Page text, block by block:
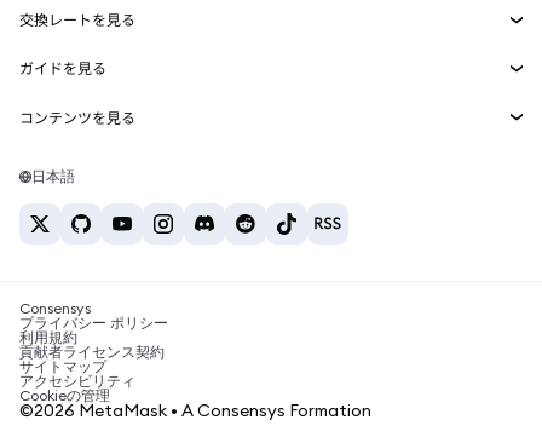
MetaMask Connect
Snaps
Web3サービス
セキュリティ
サポート
キャリア
お問い合わせ
イーサリアムの価格
Solanaの価格
Tetherの価格
交換レートを見る
ETH→USD
USDT→INR
BTC→INR
ETH→USDT
ガイドを見る
ETHの購入
USDTの購入
SHIBの購入
BNBの購入
コンテンツを見る
Solanaウォレット
税制関連ニュース
暗号資産の購入方法は？
ビットコインを売るには？
日本語
Consensys
プライバシー ポリシー
利用規約
貢献者ライセンス契約
サイトマップ
アクセシビリティ
Cookieの管理
©2026 MetaMask • A Consensys Formation